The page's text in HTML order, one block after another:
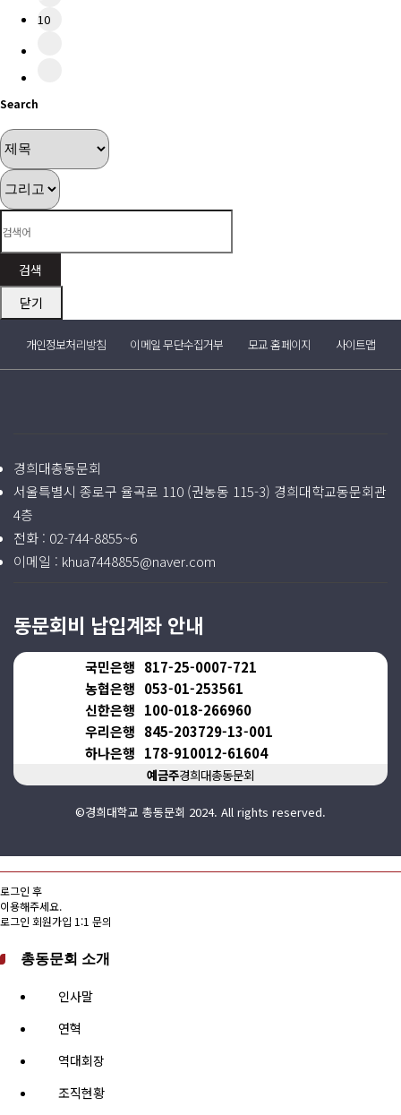
10
Search
검색
닫기
개인정보처리방침 이메일 무단수집거부 모교 홈페이지 사이트맵
경희대총동문회
서울특별시 종로구 율곡로 110 (권농동 115-3) 경희대학교동문회관
4층
전화 : 02-744-8855~6
이메일 : khua7448855@naver.com
동문회비 납입계좌 안내
국민은행 817-25-0007-721
농협은행 053-01-253561
신한은행 100-018-266960
우리은행 845-203729-13-001
하나은행 178-910012-61604
예금주경희대총동문회
©경희대학교 총동문회 2024. All rights reserved.
로그인 후
이용해주세요.
로그인 회원가입 1:1 문의
총동문회 소개
인사말
연혁
역대회장
조직현황